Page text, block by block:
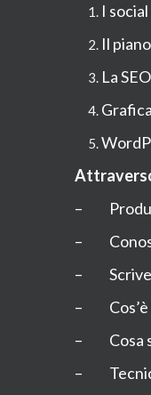
I
Il
La
–
–
–
– Cos’è
– Cosa
–